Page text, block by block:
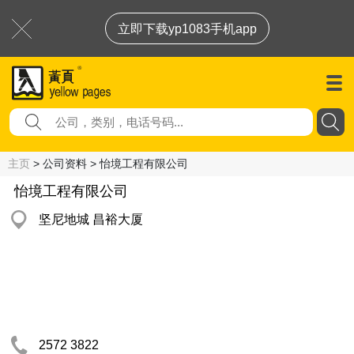
立即下载yp1083手机app
主页 > 公司资料 > 怡境工程有限公司
怡境工程有限公司
坚尼地城 昌裕大厦
2572 3822